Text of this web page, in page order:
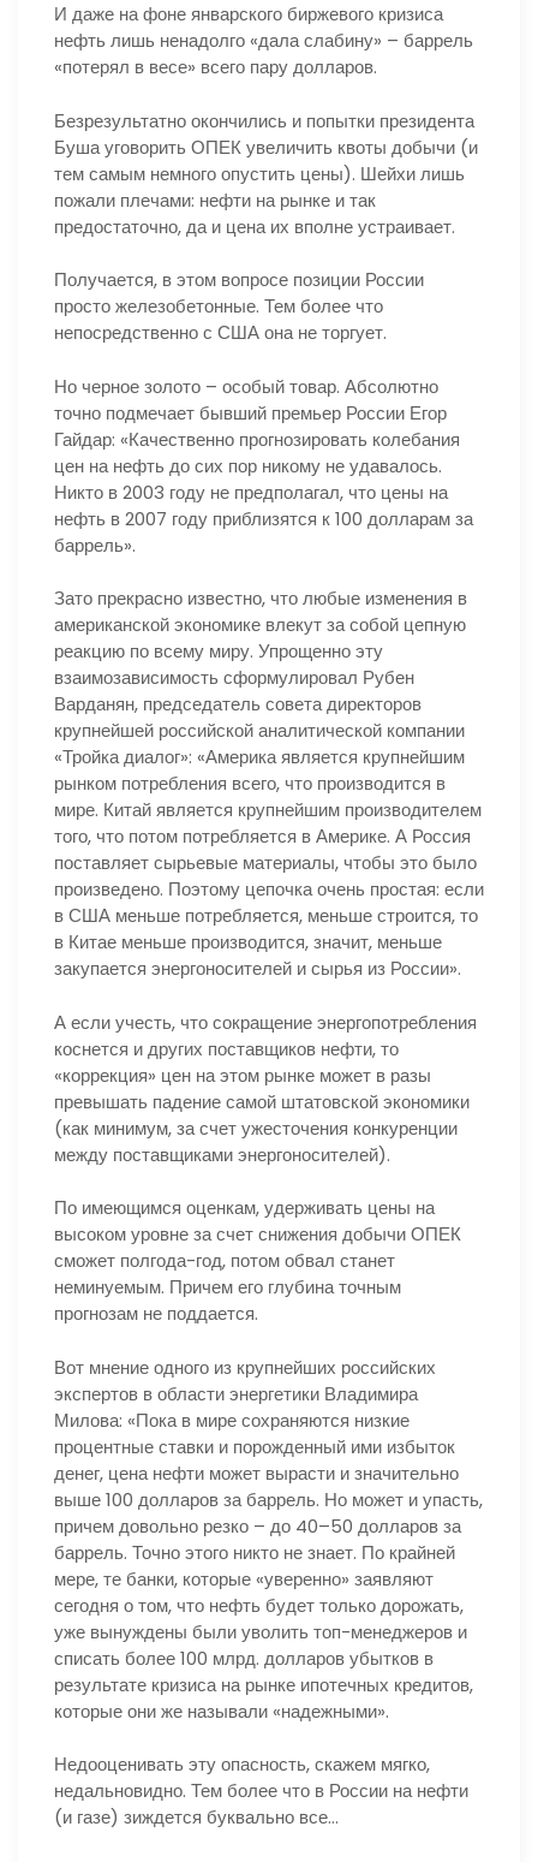
И даже на фоне январского биржевого кризиса
нефть лишь ненадолго «дала слабину» – баррель
«потерял в весе» всего пару долларов.
Безрезультатно окончились и попытки президента
Буша уговорить ОПЕК увеличить квоты добычи (и
тем самым немного опустить цены). Шейхи лишь
пожали плечами: нефти на рынке и так
предостаточно, да и цена их вполне устраивает.
Получается, в этом вопросе позиции России
просто железобетонные. Тем более что
непосредственно с США она не торгует.
Но черное золото – особый товар. Абсолютно
точно подмечает бывший премьер России Егор
Гайдар: «Качественно прогнозировать колебания
цен на нефть до сих пор никому не удавалось.
Никто в 2003 году не предполагал, что цены на
нефть в 2007 году приблизятся к 100 долларам за
баррель».
Зато прекрасно известно, что любые изменения в
американской экономике влекут за собой цепную
реакцию по всему миру. Упрощенно эту
взаимозависимость сформулировал Рубен
Варданян, председатель совета директоров
крупнейшей российской аналитической компании
«Тройка диалог»: «Америка является крупнейшим
рынком потребления всего, что производится в
мире. Китай является крупнейшим производителем
того, что потом потребляется в Америке. А Россия
поставляет сырьевые материалы, чтобы это было
произведено. Поэтому цепочка очень простая: если
в США меньше потребляется, меньше строится, то
в Китае меньше производится, значит, меньше
закупается энергоносителей и сырья из России».
А если учесть, что сокращение энергопотребления
коснется и других поставщиков нефти, то
«коррекция» цен на этом рынке может в разы
превышать падение самой штатовской экономики
(как минимум, за счет ужесточения конкуренции
между поставщиками энергоносителей).
По имеющимся оценкам, удерживать цены на
высоком уровне за счет снижения добычи ОПЕК
сможет полгода-год, потом обвал станет
неминуемым. Причем его глубина точным
прогнозам не поддается.
Вот мнение одного из крупнейших российских
экспертов в области энергетики Владимира
Милова: «Пока в мире сохраняются низкие
процентные ставки и порожденный ими избыток
денег, цена нефти может вырасти и значительно
выше 100 долларов за баррель. Но может и упасть,
причем довольно резко – до 40–50 долларов за
баррель. Точно этого никто не знает. По крайней
мере, те банки, которые «уверенно» заявляют
сегодня о том, что нефть будет только дорожать,
уже вынуждены были уволить топ-менеджеров и
списать более 100 млрд. долларов убытков в
результате кризиса на рынке ипотечных кредитов,
которые они же называли «надежными».
Недооценивать эту опасность, скажем мягко,
недальновидно. Тем более что в России на нефти
(и газе) зиждется буквально все…